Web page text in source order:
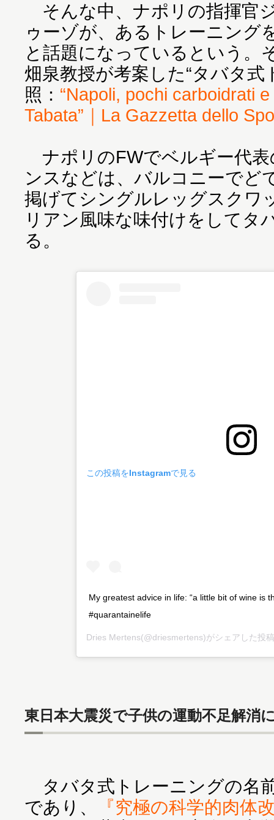
そんな中、ナポリの指揮官
ゥーゾが、あるトレーニング
と話題になっているという。
畑泉教授が考案した“タバタ式
照： “Napoli, pochi carboidrati
Tabata”｜La Gazzetta dello
ナポリのFWでベルギー代
ンスなどは、バルコニーでど
掲げてシングルレッグスクワ
リアン風味な味付けをしてタ
る。
この投稿をInstagramで見る
My greatest advice in life: “a little bit of wine is
#quarantainelife
Dries Mertens(@driesmertens)がシェアした投
東日本大震災で子供の運動不足解消
タバタ式トレーニングの名
であり、
『究極の科学的肉